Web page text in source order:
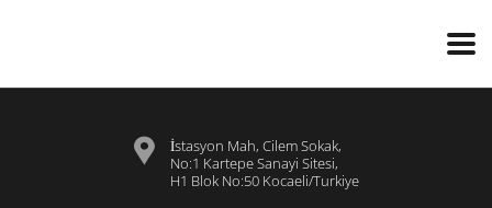
İstasyon Mah, Cilem Sokak,
No:1 Kartepe Sanayi Sitesi,
H1 Blok No:50 Kocaeli/Turkiye